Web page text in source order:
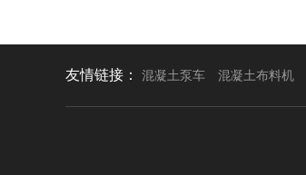
友情链接： 混凝土泵车 混凝土布料机